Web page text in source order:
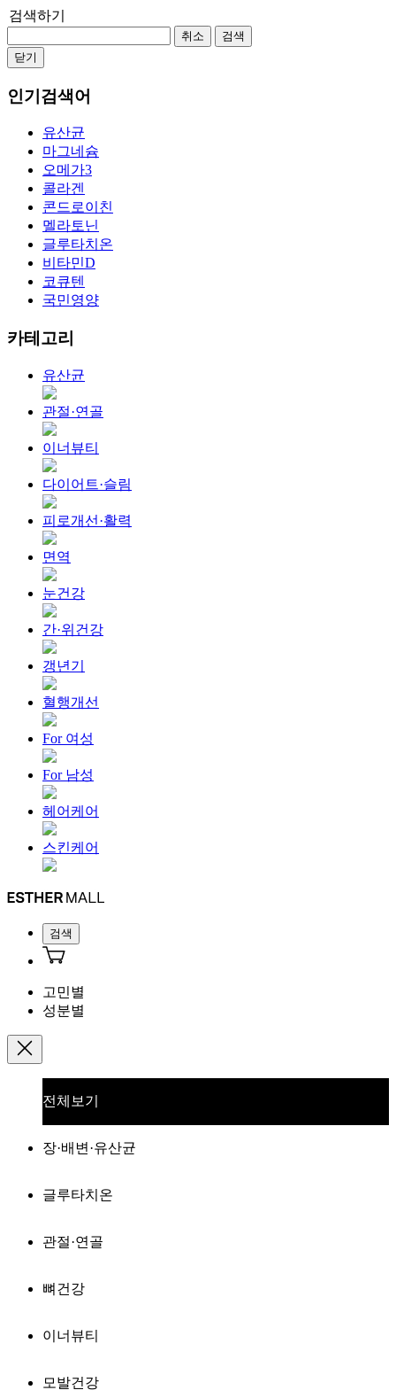
검색하기
취소
검색
닫기
인기검색어
유산균
마그네슘
오메가3
콜라겐
콘드로이친
멜라토닌
글루타치온
비타민D
코큐텐
국민영양
카테고리
유산균
관절·연골
이너뷰티
다이어트·슬림
피로개선·활력
면역
눈건강
간·위건강
갱년기
혈행개선
For 여성
For 남성
헤어케어
스킨케어
검색
고민별
성분별
전체보기
장·배변·유산균
글루타치온
관절·연골
뼈건강
이너뷰티
모발건강